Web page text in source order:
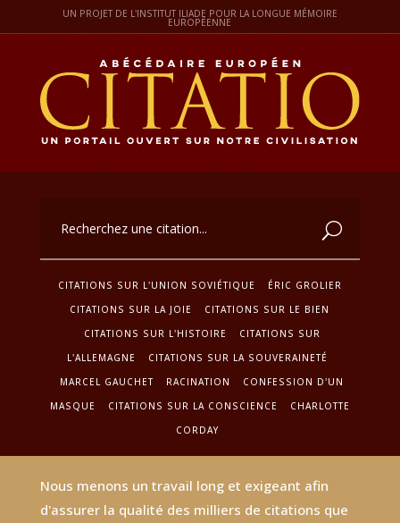
UN PROJET DE L'INSTITUT ILIADE POUR LA LONGUE MÉMOIRE
EUROPÉENNE
CITATIONS SUR L'UNION SOVIÉTIQUE
ÉRIC GROLIER
CITATIONS SUR LA JOIE
CITATIONS SUR LE BIEN
CITATIONS SUR L'HISTOIRE
CITATIONS SUR
L'ALLEMAGNE
CITATIONS SUR LA SOUVERAINETÉ
MARCEL GAUCHET
RACINATION
CONFESSION D'UN
MASQUE
CITATIONS SUR LA CONSCIENCE
CHARLOTTE
CORDAY
Nous menons un travail long et exigeant afin
d'assurer la qualité des milliers de citations que